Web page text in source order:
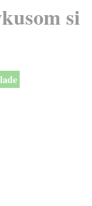
si